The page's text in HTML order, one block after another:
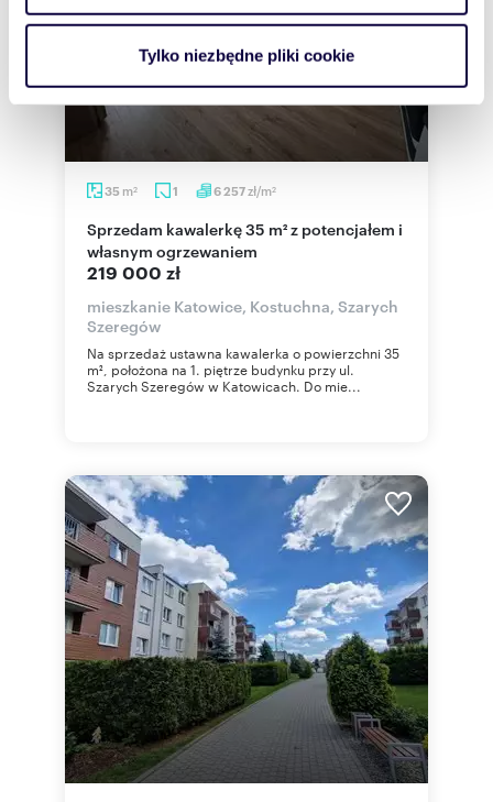
i reklam, aby oferować funkcje społecznościowe i
korzystasz z naszej witryny, udostępniamy partnerom
Partnerzy mogą połączyć te informacje z innymi danymi
otrzymanymi od Ciebie lub uzyskanymi podczas
Tylko niezbędne pliki cookie
35 m2 1 6 257zł/m2
Sprzedam kawalerkę 35 m² z potencjałem i
własnym ogrzewaniem
219 000 zł
mieszkanie Katowice, Kostuchna, Szarych
Szeregów
Na sprzedaż ustawna kawalerka o powierzchni 35
m², położona na 1. piętrze budynku przy ul.
Szarych Szeregów w Katowicach. Do mie...